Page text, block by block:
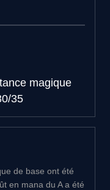
magique
35
de base ont été
en mana du A a été